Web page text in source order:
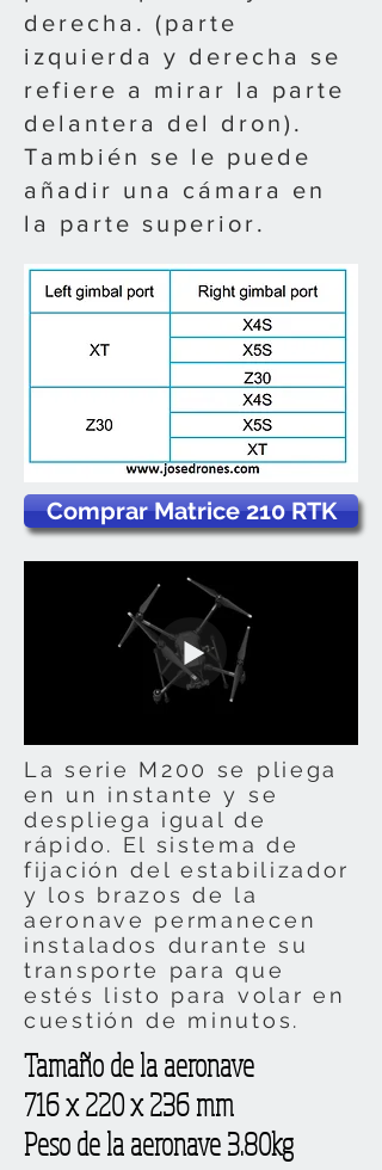
derecha. (parte
izquierda y derecha se
refiere a mirar la parte
delantera del dron).
También se le puede
añadir una cámara en
la parte superior.
Comprar Matrice 210 RTK
La serie M200 se pliega
en un instante y se
despliega igual de
rápido. El sistema de
fijación del estabilizador
y los brazos de la
aeronave permanecen
instalados durante su
transporte para que
estés listo para volar en
cuestión de minutos.
Tamaño de la aeronave
716 x 220 x 236 mm
Peso de la aeronave 3.80kg